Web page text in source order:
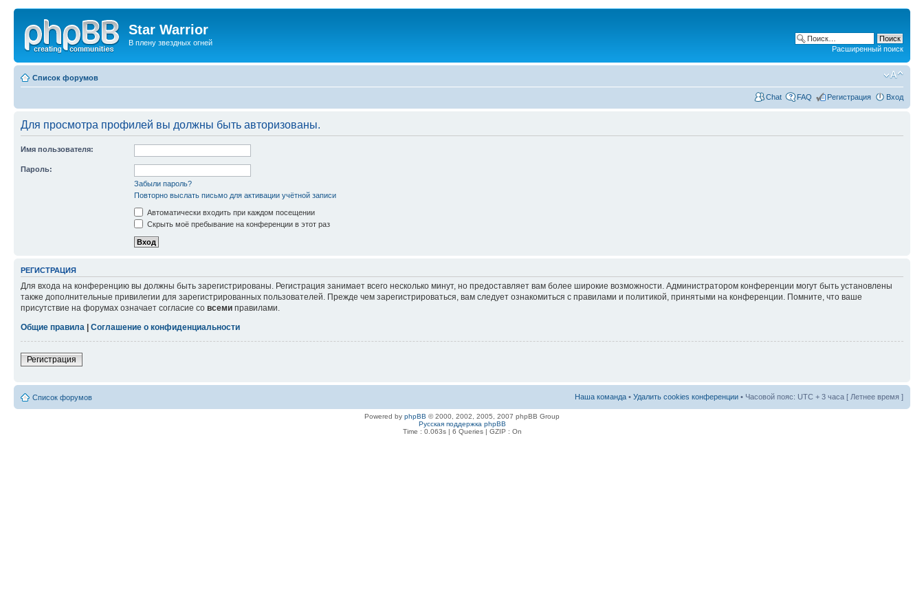
Star Warrior
В плену звездных огней
Расширенный поиск
Список форумов
Chat FAQ Регистрация Вход
Для просмотра профилей вы должны быть авторизованы.
Имя пользователя:
Пароль:
Забыли пароль?
Повторно выслать письмо для активации учётной записи
Автоматически входить при каждом посещении
Скрыть моё пребывание на конференции в этот раз
РЕГИСТРАЦИЯ
Для входа на конференцию вы должны быть зарегистрированы. Регистрация занимает всего несколько минут, но предоставляет вам более широкие возможности. Администратором конференции могут быть установлены
также дополнительные привилегии для зарегистрированных пользователей. Прежде чем зарегистрироваться, вам следует ознакомиться с правилами и политикой, принятыми на конференции. Помните, что ваше
присутствие на форумах означает согласие со всеми правилами.
Общие правила
Соглашение о конфиденциальности
Регистрация
Список форумов Наша команда • Удалить cookies конференции • Часовой пояс: UTC + 3 часа [ Летнее время ]
Powered by phpBB © 2000, 2002, 2005, 2007 phpBB Group
Русская поддержка phpBB
Time : 0.063s | 6 Queries | GZIP : On